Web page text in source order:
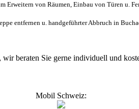
von Räumen, Einbau von Türen u.
entfernen u. handgeführter Abbruch in
beraten Sie gerne individuell und
Mobil Schweiz: